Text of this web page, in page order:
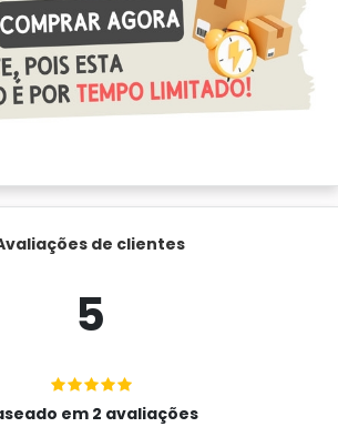
de clientes
5
em 2 avaliações